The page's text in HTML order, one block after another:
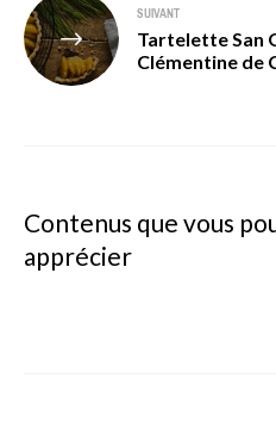
SUIVANT
Tartelette San
Clémentine de
Contenus que vous
apprécier